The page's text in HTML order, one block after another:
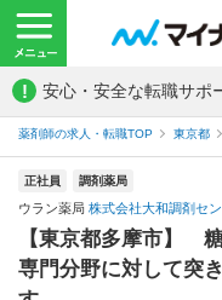
! 安心・安全な転職サポ
薬剤師の求人・転職TOP 東京都
正社員 調剤薬局
ウラン薬局 株式会社大和調剤セ
【東京都多摩市】
専門分野に対して突